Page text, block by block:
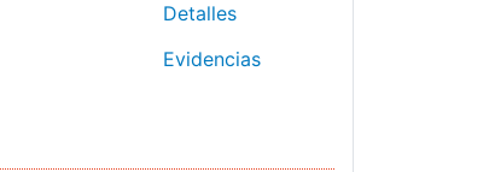
Detalles
Evidencias